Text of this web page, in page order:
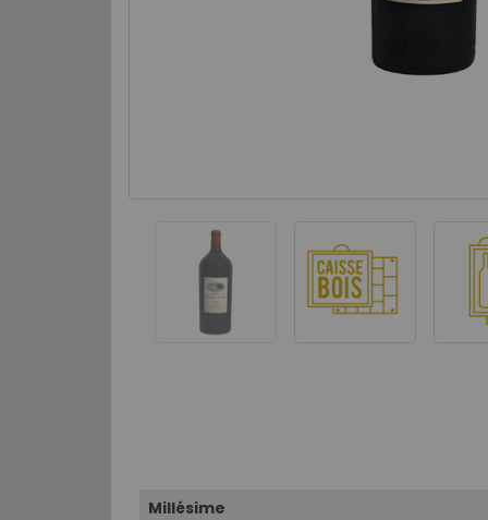
Millésime